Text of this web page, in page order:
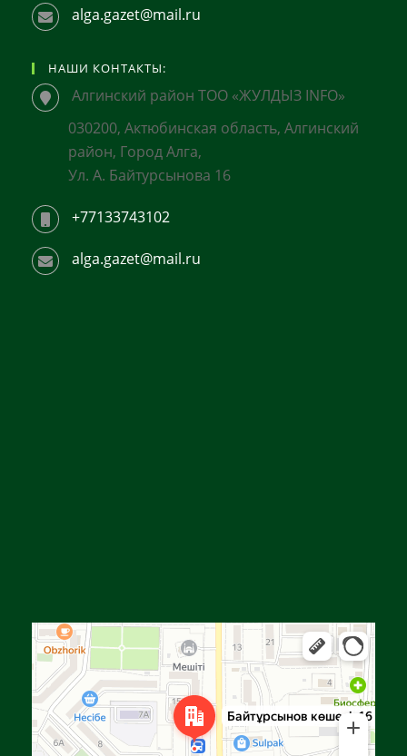
alga.gazet@mail.ru
НАШИ КОНТАКТЫ:
Алгинский район ТОО «ЖУЛДЫЗ INFO»
030200, Актюбинская область, Алгинский
район, Город Алга,
Ул. А. Байтурсынова 16
+77133743102
alga.gazet@mail.ru
Улица Байтурсынова, 16 — Яндекс Карты